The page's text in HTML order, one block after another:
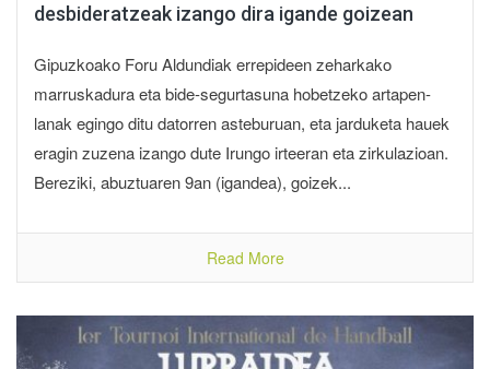
desbideratzeak izango dira igande goizean
Gipuzkoako Foru Aldundiak errepideen zeharkako
marruskadura eta bide-segurtasuna hobetzeko artapen-
lanak egingo ditu datorren asteburuan, eta jarduketa hauek
eragin zuzena izango dute Irungo irteeran eta zirkulazioan.
Bereziki, abuztuaren 9an (igandea), goizek...
Read More